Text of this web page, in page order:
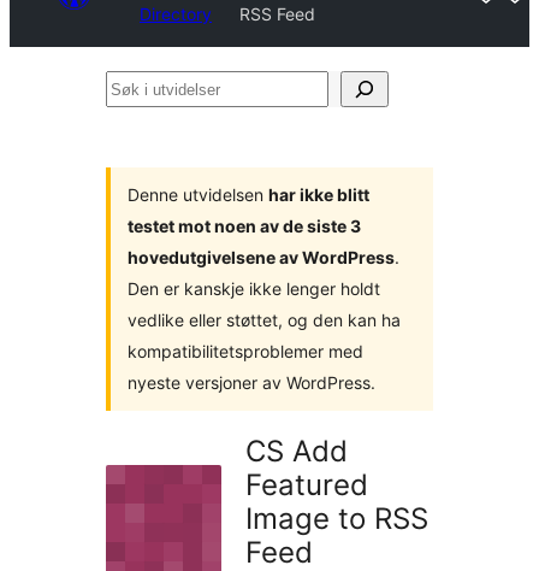
Directory
RSS Feed
Søk
Denne utvidelsen har ikke blitt
testet mot noen av de siste 3
hovedutgivelsene av WordPress.
Den er kanskje ikke lenger holdt
vedlike eller støttet, og den kan ha
kompatibilitetsproblemer med
nyeste versjoner av WordPress.
CS Add
Featured
Image to RSS
Feed